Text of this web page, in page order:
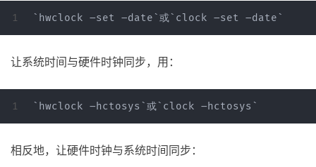
让系统时间与硬件时钟同步，用：
相反地，让硬件时钟与系统时间同步：